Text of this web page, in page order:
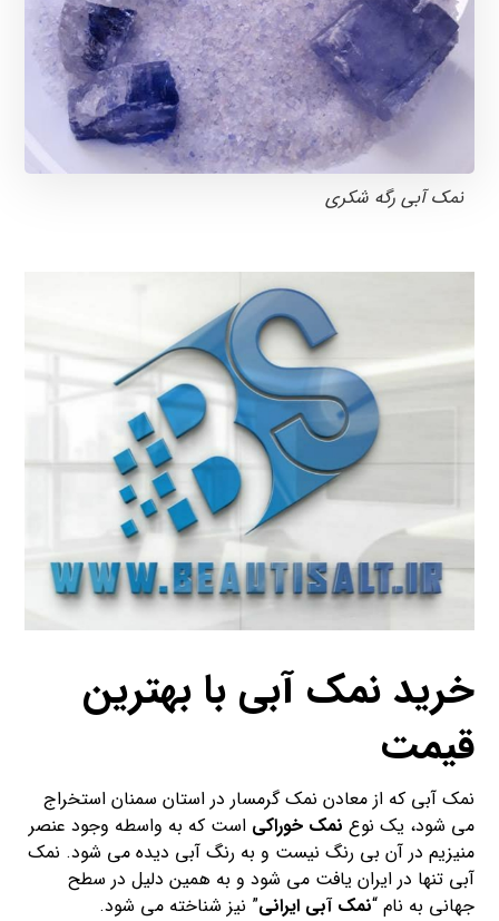
نمک آبی رگه شکری
خرید نمک آبی با بهترین
قیمت
نمک آبی که از معادن نمک گرمسار در استان سمنان استخراج
می شود، یک نوع نمک خوراکی است که به واسطه وجود عنصر
منیزیم در آن بی رنگ نیست و به رنگ آبی دیده می شود. نمک
آبی تنها در ایران یافت می شود و به همین دلیل در سطح
جهانی به نام “نمک آبی ایرانی” نیز شناخته می شود.